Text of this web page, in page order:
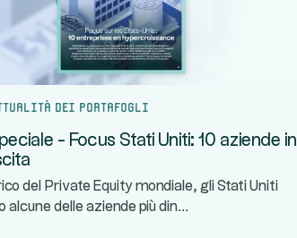
dei portafogli
- Focus Stati Uniti: 10 aziende in
del Private Equity mondiale, gli Stati Uniti
alcune delle aziende più din...